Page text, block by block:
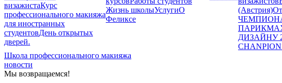
визажистаКурс
профессионального макияжа
для иностранных
студентовДень открытых
дверей.
Жизнь школыУслугиО
Феликсе
(Австрия)
ДИЗАЙНУ
Школа профессионального макияжа
новости
Мы возвращаемся!